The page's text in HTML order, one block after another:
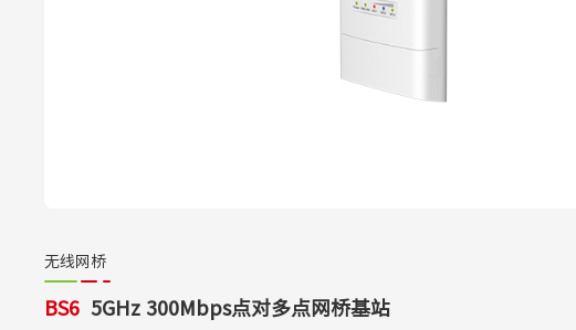
无线网桥
BS6 5GHz 300Mbps点对多点网桥基站